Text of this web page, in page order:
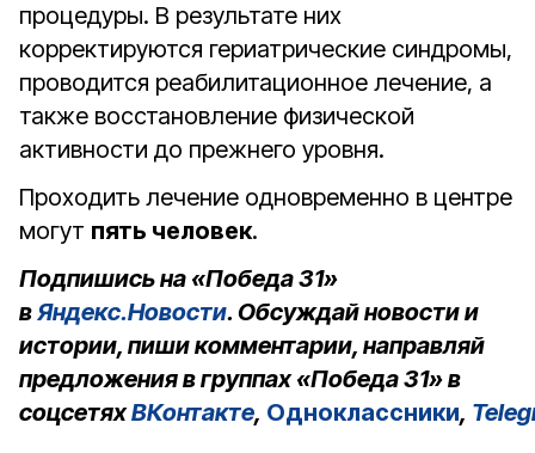
процедуры. В результате них
корректируются гериатрические синдромы,
проводится реабилитационное лечение, а
также восстановление физической
активности до прежнего уровня.
Проходить лечение одновременно в центре
могут пять человек.
Подпишись на «Победа 31»
вЯндекс.Новости. Обсуждай новости и
истории, пиши комментарии, направляй
предложения в группах «Победа 31» в
соцсетяхВКонтакте, Одноклассники,